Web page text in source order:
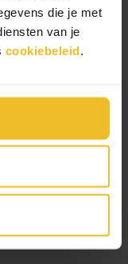
die je met
van je
cookiebeleid
VOLGENDE
in de